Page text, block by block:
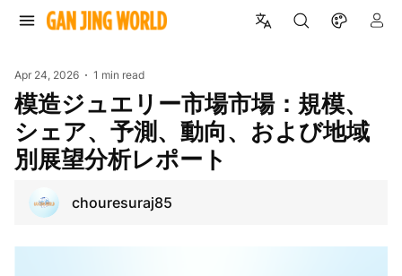
Apr 24, 2026 1 min read
模造ジュエリー市場市場：規模、
シェア、予測、動向、および地域
別展望分析レポート
chouresuraj85